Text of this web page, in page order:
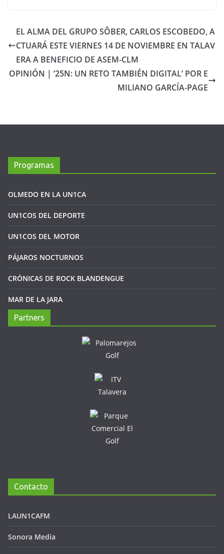
EL ALMA DEL GRUPO SÔBER, CARLOS ESCOBEDO, A
CTUARÁ ESTE VIERNES 14 DE NOVIEMBRE EN TALAV
ERA A BENEFICIO DE ASEM-CLM
OPINIÓN | ’25N: UN RETO TAMBIÉN DIGITAL’ POR E
MILIANO GARCÍA-PAGE
Programas
OLMEDO EN LA UN1CA
UN1COS DEL DEPORTE
UN1COS DEL MOTOR
PÁJAROS NOCTURNOS
CRÓNICAS DE ROCK BLANDENGUE
MAR DE LA JARA
Partners
Contacto
LAUN1CAFM
Sonora Media